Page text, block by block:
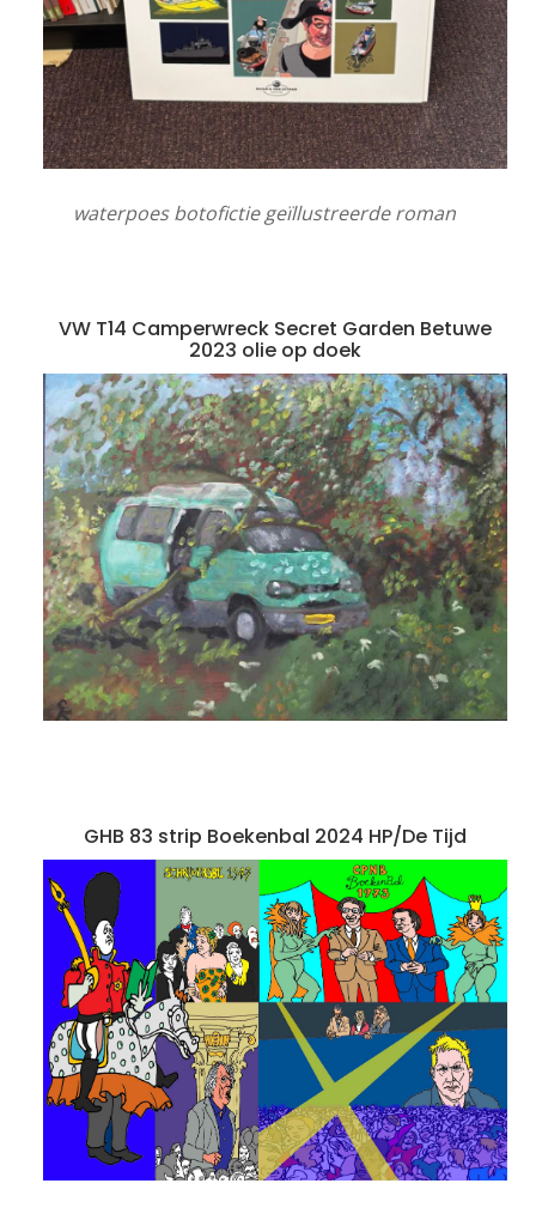
waterpoes botofictie geïllustreerde roman
VW T14 Camperwreck Secret Garden Betuwe
2023 olie op doek
GHB 83 strip Boekenbal 2024 HP/De Tijd